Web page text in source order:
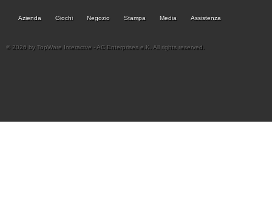
Azienda Giochi Negozio Stampa Media Assistenza
© 2026 by TopWare Interactve - AC Enterprises e.K. All rights reserved.